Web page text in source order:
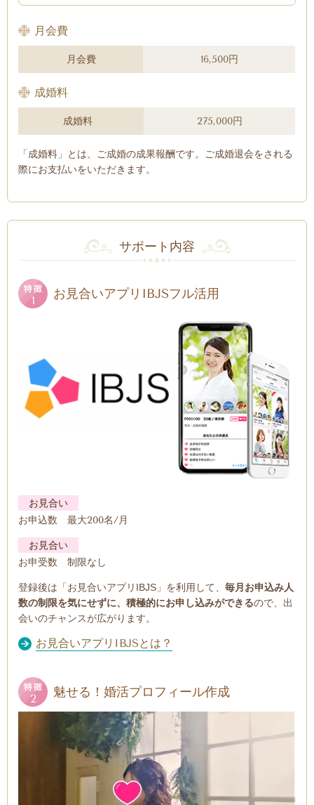
月会費
月会費 16,500円
成婚料
成婚料 275,000円
「成婚料」とは、ご成婚の成果報酬です。ご成婚退会をされる
際にお支払いをいただきます。
サポート内容
お見合いアプリIBJSフル活用
お見合い
お申込数 最大200名/月
お見合い
お申受数 制限なし
登録後は「お見合いアプリIBJS」を利用して、 毎月お申込み人
数の制限を気にせずに、積極的にお申し込みができるので、出
会いのチャンスが広がります。
お見合いアプリIBJSとは？
魅せる！婚活プロフィール作成